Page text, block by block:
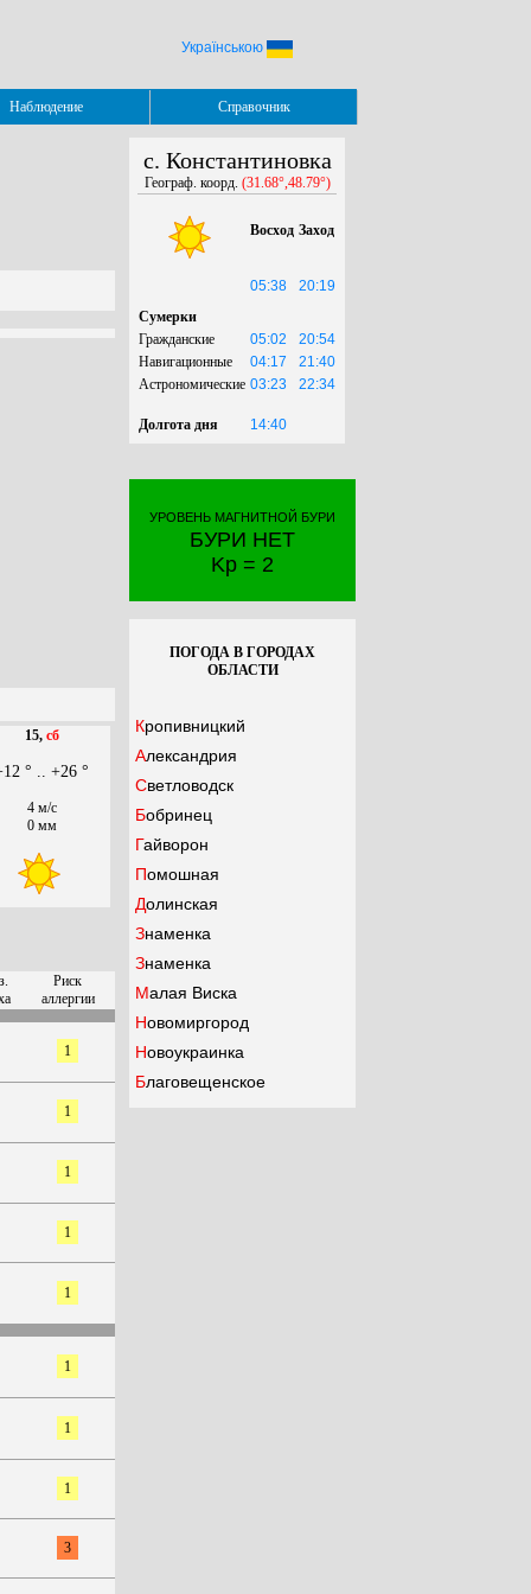
Українською
Наблюдение Справочник
15, сб
° .. +26 °
4 м/с
0 мм
Риск
аллергии
1
1
1
1
1
1
1
1
3
с. Константиновка
Географ. коорд. (31.68°,48.79°)
Восход Заход
05:38
20:19
Сумерки
Гражданские
05:02
20:54
Навигационные
04:17
21:40
Астрономические 03:23 22:34
Долгота дня 14:40
УРОВЕНЬ МАГНИТНОЙ БУРИ
БУРИ НЕТ
Kp = 2
ПОГОДА В ГОРОДАХ
ОБЛАСТИ
Кропивницкий
Александрия
Светловодск
Бобринец
Гайворон
Помошная
Долинская
Знаменка
Знаменка
Малая Виска
Новомиргород
Новоукраинка
Благовещенское